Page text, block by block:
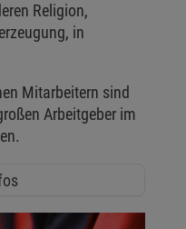
Religion,
in
Mitarbeitern sind
Arbeitgeber im